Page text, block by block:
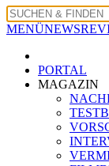
MENÜNEWS
PORTAL
MAGAZIN